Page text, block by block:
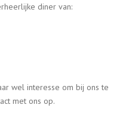
diner van:
wel interesse om bij ons te
met ons op.